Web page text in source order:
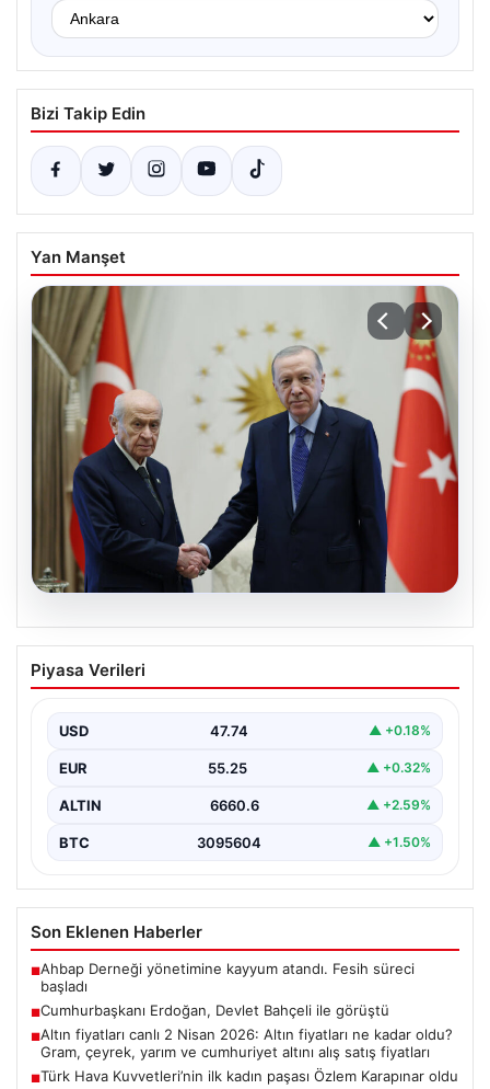
Bizi Takip Edin
Yan Manşet
Cumhurbaşkanı Erdoğan, Devlet
Bahçeli ile görüştü
Piyasa Verileri
USD 47.74 ▲ +0.18%
EUR 55.25 ▲ +0.32%
ALTIN 6660.6 ▲ +2.59%
BTC 3095604 ▲ +1.50%
Son Eklenen Haberler
■Ahbap Derneği yönetimine kayyum atandı. Fesih süreci
başladı
■Cumhurbaşkanı Erdoğan, Devlet Bahçeli ile görüştü
■Altın fiyatları canlı 2 Nisan 2026: Altın fiyatları ne kadar oldu?
Gram, çeyrek, yarım ve cumhuriyet altını alış satış fiyatları
■Türk Hava Kuvvetleri’nin ilk kadın paşası Özlem Karapınar oldu